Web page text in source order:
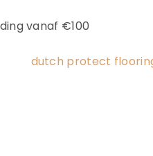
vanaf €100